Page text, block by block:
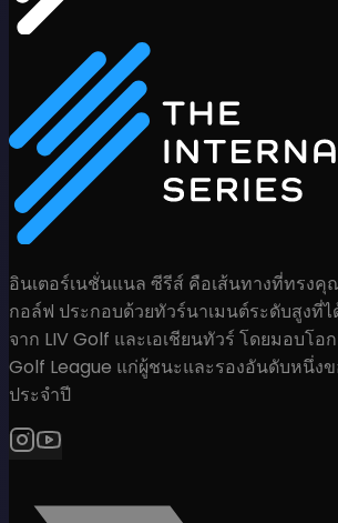
อินเตอร์เนชั่นแนล ซีรีส์ คือเส้นทางที่ทรง
กอล์ฟ ประกอบด้วยทัวร์นาเมนต์ระดับสูงที่ไ
จาก LIV Golf และเอเชียนทัวร์ โดยมอบโอ
Golf League แก่ผู้ชนะและรองอันดับหนึ่ง
ประจำปี